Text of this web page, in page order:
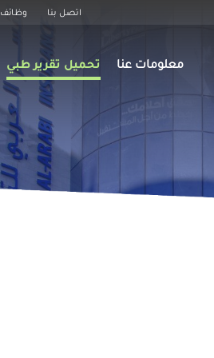
Header
اتصل بنا وظائف
Mainمعلومات عنا تحميل تقرير طبي